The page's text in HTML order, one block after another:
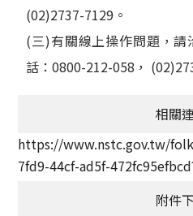
(02)2737-7129。
(三)有關線上操作問題，
話：0800-212-058，
相關
https://www.nstc.gov.tw/
7fd9-44cf-ad5f-
附件